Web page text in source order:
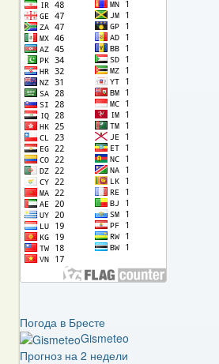
Погода в Бресте
Gismeteo
Прогноз на 2 недели